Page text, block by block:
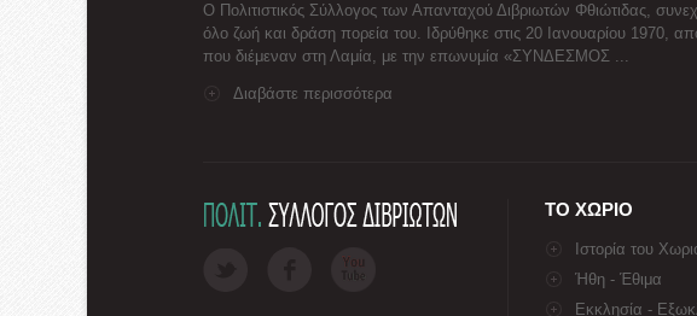
Ο Πολιτιστικός Σύλλογος των Απανταχού Διβριωτών Φθιώτιδας,
όλο ζωή και δράση πορεία του. Ιδρύθηκε στις 20 Ιανουαρίου 1970,
που διέμεναν στη Λαμία, με την επωνυμία «ΣΥΝΔΕΣΜΟΣ ...
Διαβάστε περισσότερα
ΤΟ ΧΩΡΙΟ
Ιστορία του
Ήθη - Έθιμα
Εκκλησία -